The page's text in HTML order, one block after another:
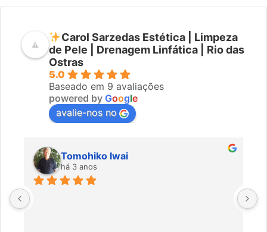
Carol Sarzedas Estética | Limpeza
de Pele | Drenagem Linfática | Rio das
Ostras
5.0
Baseado em 9 avaliações
powered by Google
avalie-nos no
Tomohiko Iwai
há 3 anos